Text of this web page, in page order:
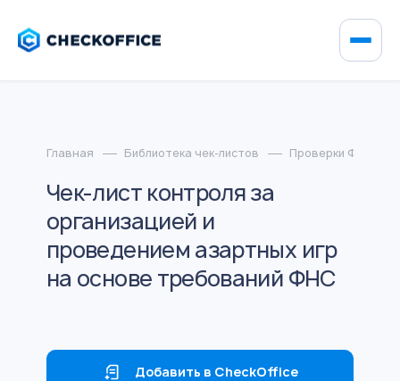
Главная Библиотека чек-листов Проверки ФНС
Чек-лист контроля за
организацией и
проведением азартных игр
на основе требований ФНС
Добавить в CheckOffice